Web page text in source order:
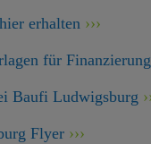
erhalten
für Finanzierung
Baufi Ludwigsburg
Flyer